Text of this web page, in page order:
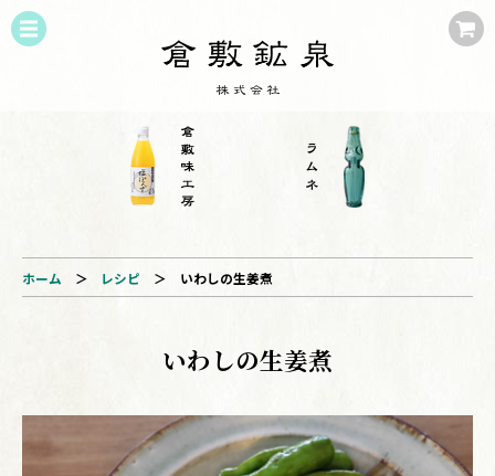
ホーム ＞ レシピ ＞ いわしの生姜煮
いわしの生姜煮